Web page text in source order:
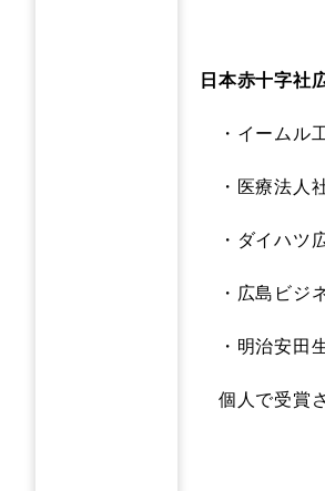
日本赤十字社
・イームル
・医療法人
・ダイハツ
・広島ビジ
・明治安田
個人で受賞